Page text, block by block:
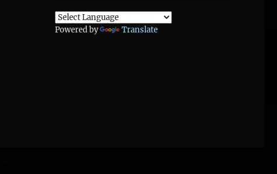
Powered by Translate